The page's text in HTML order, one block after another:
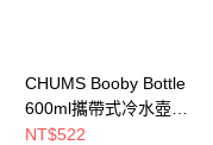
CHUMS Booby Bottle
600ml攜帶式冷水壺
橘/萊姆
NT$522